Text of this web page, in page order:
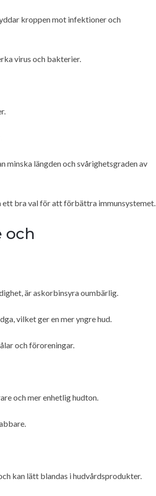
kroppen mot infektioner och
virus och bakterier.
minska längden och svårighetsgraden av
bra val för att förbättra immunsystemet.
och
är askorbinsyra oumbärlig.
vilket ger en mer yngre hud.
och föroreningar.
och mer enhetlig hudton.
kan lätt blandas i hudvårdsprodukter.